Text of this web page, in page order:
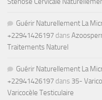
Guérir Naturellement La
+22941426197 dans
Traitements Naturel
Guérir Naturellement La
+22941426197 dans 35-
Varicocèle Testiculaire